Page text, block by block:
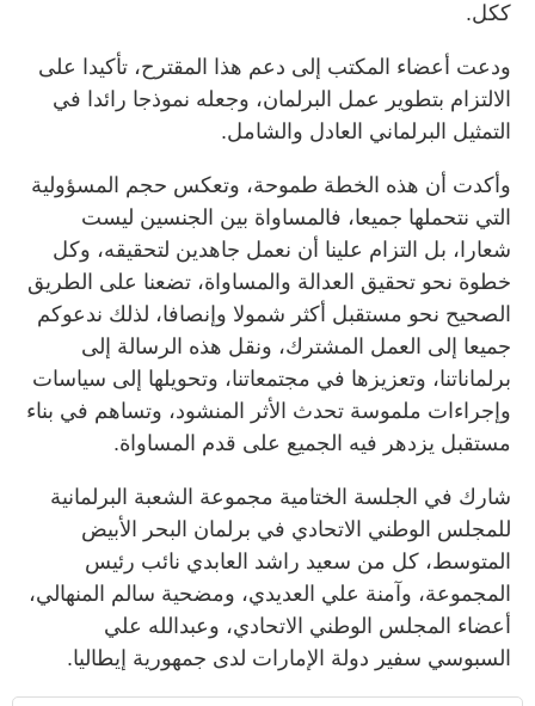
ككل.
ودعت أعضاء المكتب إلى دعم هذا المقترح، تأكيدا على
الالتزام بتطوير عمل البرلمان، وجعله نموذجا رائدا في
التمثيل البرلماني العادل والشامل.
وأكدت أن هذه الخطة طموحة، وتعكس حجم المسؤولية
التي نتحملها جميعا، فالمساواة بين الجنسين ليست
شعارا، بل التزام علينا أن نعمل جاهدين لتحقيقه، وكل
خطوة نحو تحقيق العدالة والمساواة، تضعنا على الطريق
الصحيح نحو مستقبل أكثر شمولا وإنصافا، لذلك ندعوكم
جميعا إلى العمل المشترك، ونقل هذه الرسالة إلى
برلماناتنا، وتعزيزها في مجتمعاتنا، وتحويلها إلى سياسات
وإجراءات ملموسة تحدث الأثر المنشود، وتساهم في بناء
مستقبل يزدهر فيه الجميع على قدم المساواة.
شارك في الجلسة الختامية مجموعة الشعبة البرلمانية
للمجلس الوطني الاتحادي في برلمان البحر الأبيض
المتوسط، كل من سعيد راشد العابدي نائب رئيس
المجموعة، وآمنة علي العديدي، ومضحية سالم المنهالي،
أعضاء المجلس الوطني الاتحادي، وعبدالله علي
السبوسي سفير دولة الإمارات لدى جمهورية إيطاليا.